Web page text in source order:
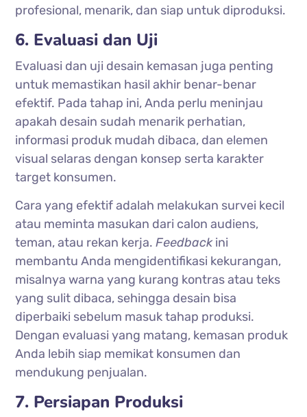
profesional, menarik, dan siap untuk diproduksi.
6. Evaluasi dan Uji
Evaluasi dan uji desain kemasan juga penting
untuk memastikan hasil akhir benar-benar
efektif. Pada tahap ini, Anda perlu meninjau
apakah desain sudah menarik perhatian,
informasi produk mudah dibaca, dan elemen
visual selaras dengan konsep serta karakter
target konsumen.
Cara yang efektif adalah melakukan survei kecil
atau meminta masukan dari calon audiens,
teman, atau rekan kerja.Feedback ini
membantu Anda mengidentifikasi kekurangan,
misalnya warna yang kurang kontras atau teks
yang sulit dibaca, sehingga desain bisa
diperbaiki sebelum masuk tahap produksi.
Dengan evaluasi yang matang, kemasan produk
Anda lebih siap memikat konsumen dan
mendukung penjualan.
7. Persiapan Produksi